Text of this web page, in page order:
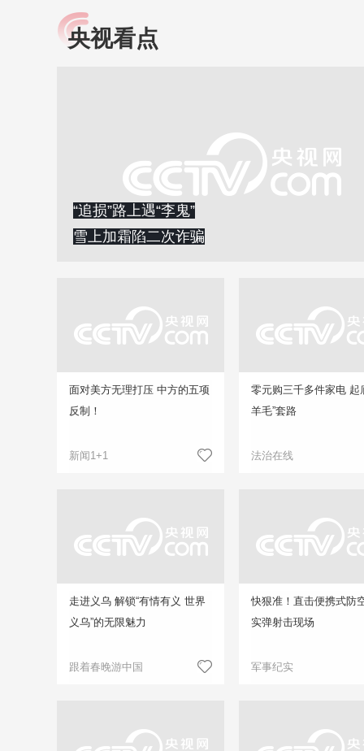
小央视频
知识！
央视看点
“追损”路上遇“李鬼”
雪上加霜陷二次诈骗
面对美方无理打压 中方的五项
反制！
新闻1+1
零元购三千多件家电 起
羊毛”套路
法治在线
走进义乌 解锁“有情有义 世界
义乌”的无限魅力
跟着春晚游中国
快狠准！直击便携式防
实弹射击现场
军事纪实